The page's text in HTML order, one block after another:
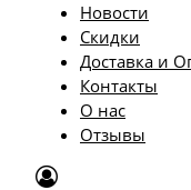
Новости
Скидки
Доставка и
Контакты
О нас
Отзывы